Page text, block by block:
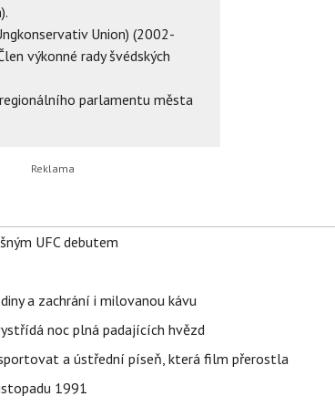
Union) (2002-
výkonné rady švédských
parlamentu města
UFC debutem
a zachrání i milovanou kávu
noc plná padajících hvězd
a ústřední píseň, která film přerostla
1991